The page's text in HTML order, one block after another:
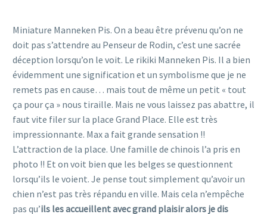
Miniature Manneken Pis. On a beau être prévenu qu’on ne
doit pas s’attendre au Penseur de Rodin, c’est une sacrée
déception lorsqu’on le voit. Le rikiki Manneken Pis. Il a bien
évidemment une signification et un symbolisme que je ne
remets pas en cause… mais tout de même un petit « tout
ça pour ça » nous tiraille. Mais ne vous laissez pas abattre, il
faut vite filer sur la place Grand Place. Elle est très
impressionnante. Max a fait grande sensation !!
L’attraction de la place. Une famille de chinois l’a pris en
photo !! Et on voit bien que les belges se questionnent
lorsqu’ils le voient. Je pense tout simplement qu’avoir un
chien n’est pas très répandu en ville. Mais cela n’empêche
pas qu’ils les accueillent avec grand plaisir alors je dis